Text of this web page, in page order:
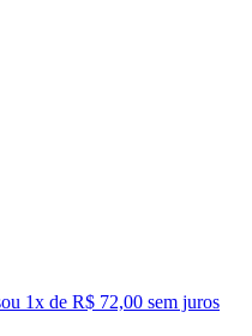
ou 1x de R$ 72,00 sem juros